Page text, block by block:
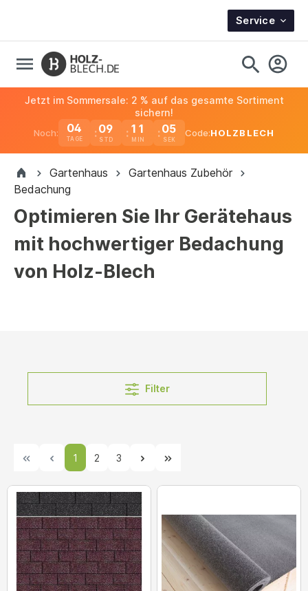
Service
Noch: 04
TAGE
09 11 04
Jetzt im Sommersale: 2 % auf das gesamte Sortiment
sichern!
Code:HOLZBLECH
Gartenhaus
Gartenhaus Zubehör
Bedachung
Optimieren Sie Ihr Gerätehaus
mit hochwertiger Bedachung
von Holz-Blech
Filter
1 2 3